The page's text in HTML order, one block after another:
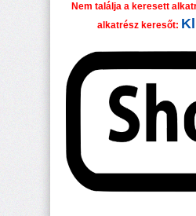
Nem találja a keresett
alkatrész keresőt: